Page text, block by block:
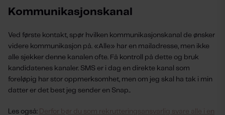
Kommunikasjonskanal
Ved første kontakt, spør hvilken kommunikasjonskanal de ønsker
videre kommunikasjon på. «Alle» har en mailadresse, men ikke
alle sjekker denne kanalen ofte. Få kontroll på dette og bruk
kandidatenes kanaler. SMS er i dag en direkte kanal som
foreløpig har stor oppmerksomhet, men om jeg skal ha tak i min
datter er det best jeg sender en Snap..
Les også: Derfor bør du som rekrutteringsansvarlig svare alle i en